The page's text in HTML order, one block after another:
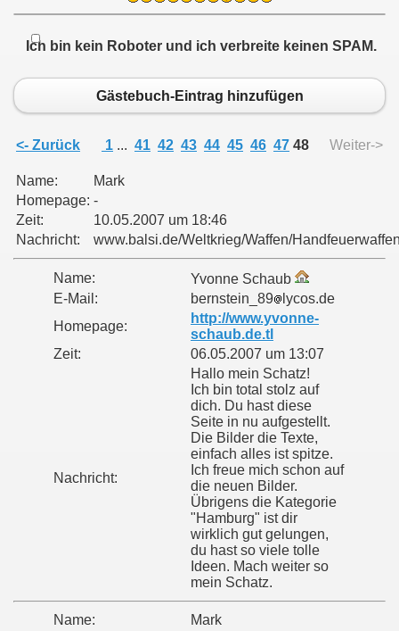
Ich bin kein Roboter und ich verbreite keinen SPAM.
Gästebuch-Eintrag hinzufügen
<- Zurück 1 ... 41 42 43 44 45 46 47 48 Weiter->
Name:
Mark
Homepage: -
Zeit:
10.05.2007 um 18:46
Nachricht:
www.balsi.de/Weltkrieg/Waffen/
Name:
Yvonne Schaub
E-Mail:
bernstein_89
lycos.de
Homepage:
http://www.yvonne-
schaub.de.tl
Zeit:
06.05.2007 um 13:07
Nachricht:
Hallo mein Schatz!
Ich bin total stolz auf
dich. Du hast diese
Seite in nu aufgestellt.
Die Bilder die Texte,
einfach alles ist spitze.
Ich freue mich schon auf
die neuen Bilder.
Übrigens die Kategorie
"Hamburg" ist dir
wirklich gut gelungen,
du hast so viele tolle
Ideen. Mach weiter so
mein Schatz.
Name:
Mark